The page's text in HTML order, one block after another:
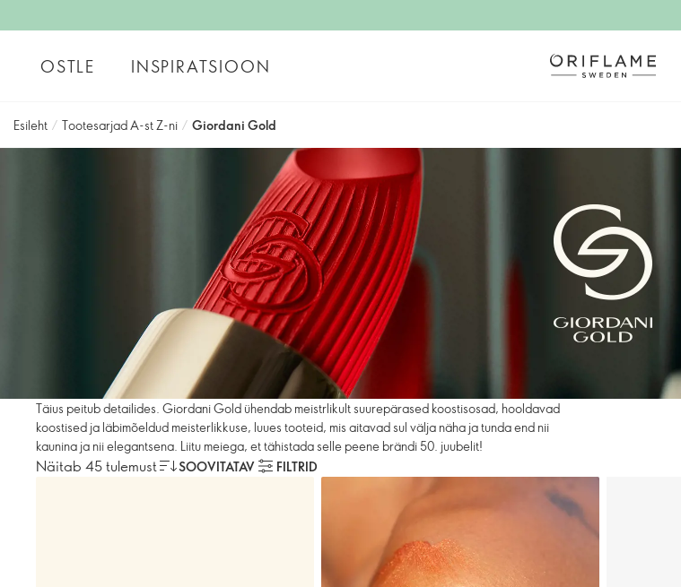
OSTLE INSPIRATSIOON
Esileht / Tootesarjad A-st Z-ni / Giordani Gold
Täius peitub detailides. Giordani Gold ühendab meistrlikult suurepärased koostisosad, hooldavad
koostised ja läbimõeldud meisterlikkuse, luues tooteid, mis aitavad sul välja näha ja tunda end nii
kaunina ja nii elegantsena. Liitu meiega, et tähistada selle peene brändi 50. juubelit!
Näitab 45 tulemust SOOVITATAV FILTRID